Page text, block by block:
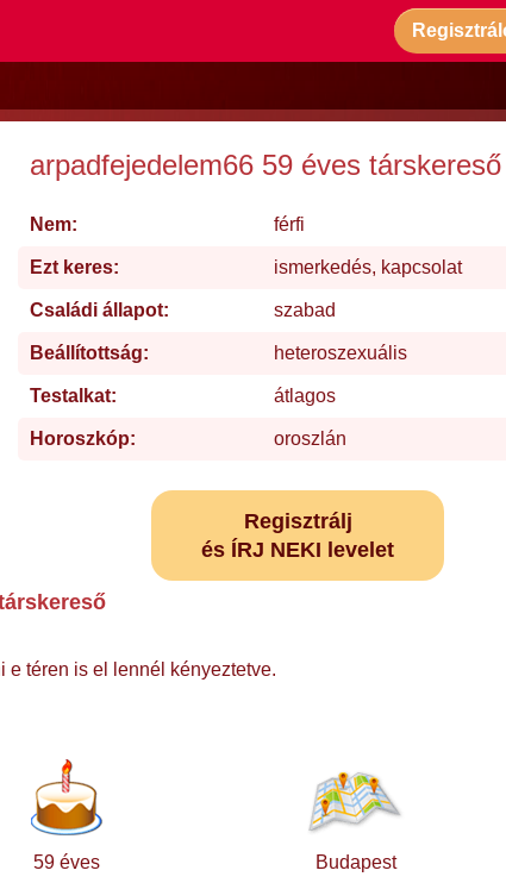
arpadfejedelem66 59 éves társkereső
Nem: férfi
Ezt keres: ismerkedés, kapcsolat
Családi állapot: szabad
Beállítottság: heteroszexuális
Testalkat: átlagos
Horoszkóp: oroszlán
Regisztrálj
és ÍRJ NEKI levelet
e téren is el lennél kényeztetve.
59 éves Budapest